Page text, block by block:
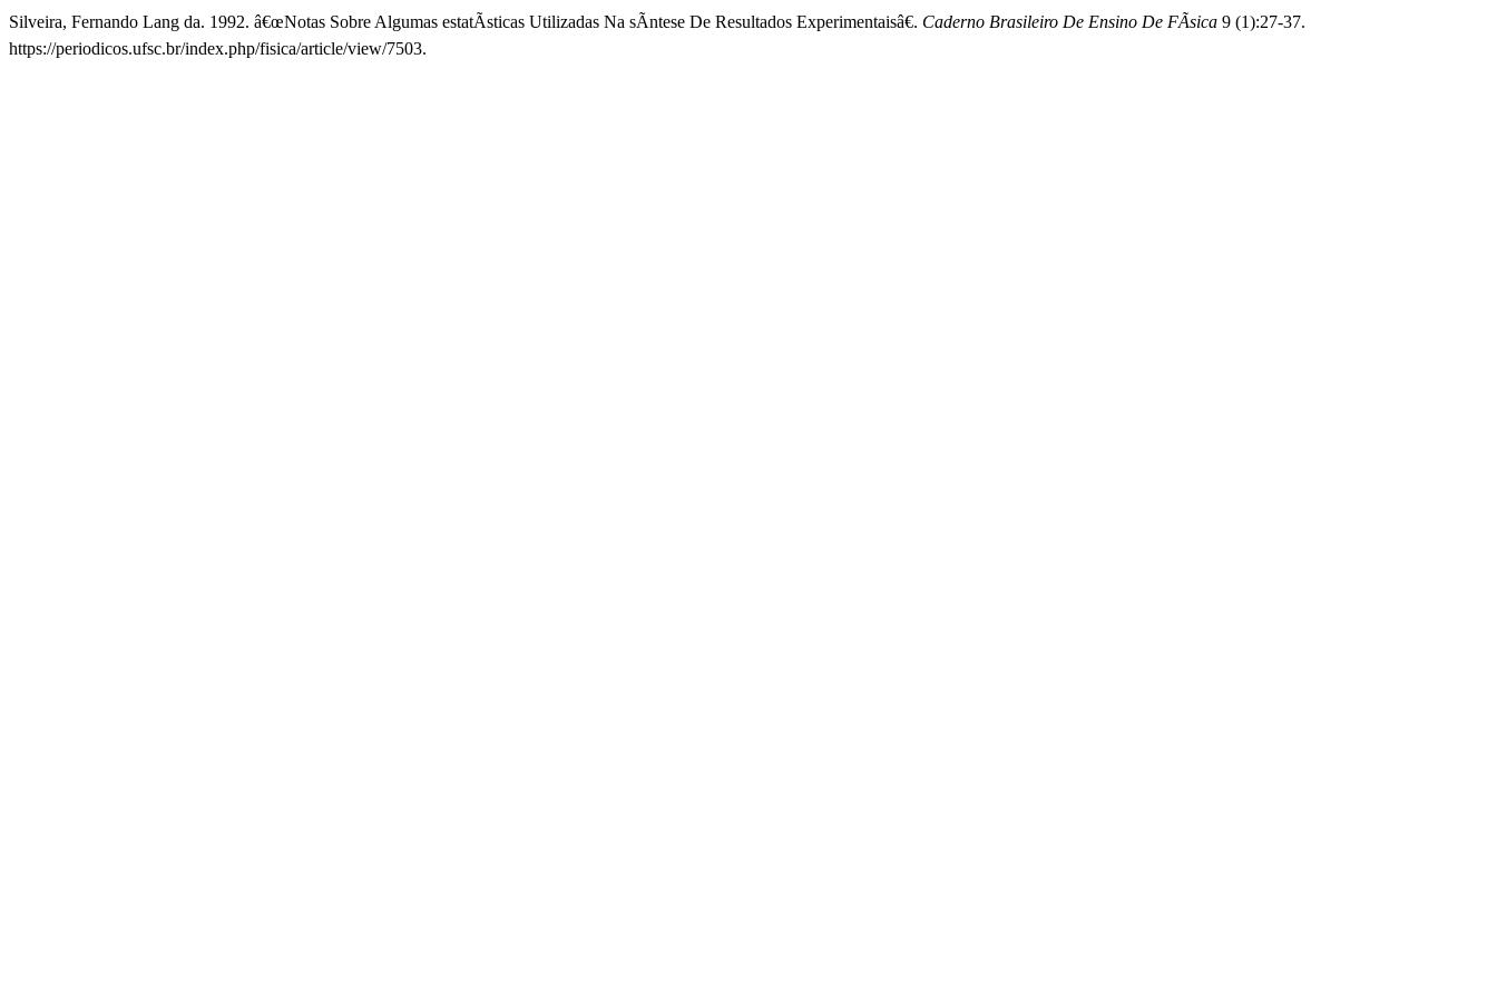
Silveira, Fernando Lang da. 1992. â€œNotas Sobre Algumas estatÃ­sticas Utilizadas Na sÃ­ntese De Resultados Experimentaisâ€. Caderno Brasileiro De Ensino De FÃ­sica 9 (1):27-37.
https://periodicos.ufsc.br/index.php/fisica/article/view/7503.